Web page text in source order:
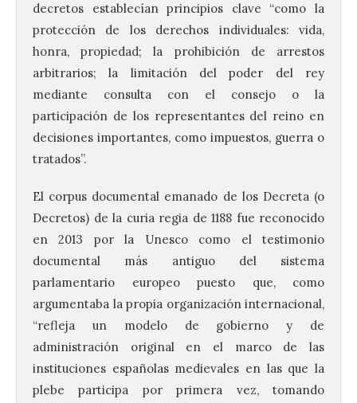
decretos establecían principios clave “como la
protección de los derechos individuales: vida,
honra, propiedad; la prohibición de arrestos
arbitrarios; la limitación del poder del rey
mediante consulta con el consejo o la
participación de los representantes del reino en
decisiones importantes, como impuestos, guerra o
tratados”.
El corpus documental emanado de los Decreta (o
Decretos) de la curia regia de 1188 fue reconocido
en 2013 por la Unesco como el testimonio
documental más antiguo del sistema
parlamentario europeo puesto que, como
argumentaba la propia organización internacional,
“refleja un modelo de gobierno y de
administración original en el marco de las
instituciones españolas medievales en las que la
plebe participa por primera vez, tomando